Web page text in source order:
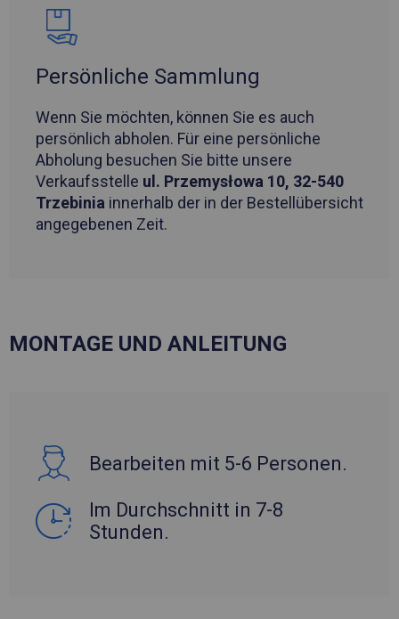
Persönliche Sammlung
Wenn Sie möchten, können Sie es auch
persönlich abholen. Für eine persönliche
Abholung besuchen Sie bitte unsere
Verkaufsstelle ul. Przemysłowa 10, 32-540
Trzebinia innerhalb der in der Bestellübersicht
angegebenen Zeit.
MONTAGE UND ANLEITUNG
Bearbeiten mit 5-6 Personen.
Im Durchschnitt in 7-8
Stunden.